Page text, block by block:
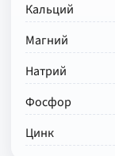
Кальций
Магний
Натрий
Фосфор
Цинк